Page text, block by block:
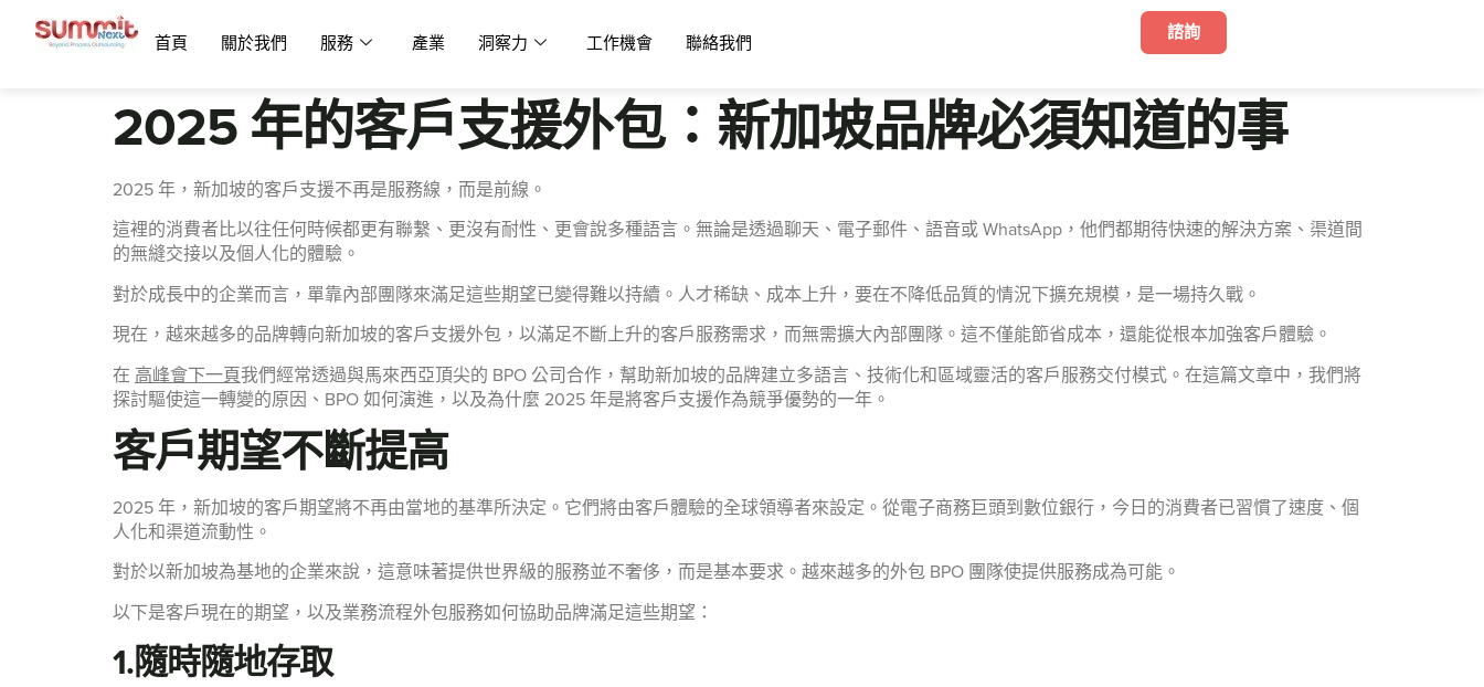
首頁 關於我們 服務 產業 洞察力 工作機會 聯絡我們
諮詢
2025 年的客戶支援外包：新加坡品牌必須知道的事
2025 年，新加坡的客戶支援不再是服務線，而是前線。
這裡的消費者比以往任何時候都更有聯繫、更沒有耐性、更會說多種語言。無論是透過聊天、電子郵件、語音或 WhatsApp，他們都期待快速的解決方案、渠道間
的無縫交接以及個人化的體驗。
對於成長中的企業而言，單靠內部團隊來滿足這些期望已變得難以持續。人才稀缺、成本上升，要在不降低品質的情況下擴充規模，是一場持久戰。
現在，越來越多的品牌轉向新加坡的客戶支援外包，以滿足不斷上升的客戶服務需求，而無需擴大內部團隊。這不僅能節省成本，還能從根本加強客戶體驗。
在 高峰會下一頁我們經常透過與馬來西亞頂尖的 BPO 公司合作，幫助新加坡的品牌建立多語言、技術化和區域靈活的客戶服務交付模式。在這篇文章中，我們將
探討驅使這一轉變的原因、BPO 如何演進，以及為什麼 2025 年是將客戶支援作為競爭優勢的一年。
客戶期望不斷提高
2025 年，新加坡的客戶期望將不再由當地的基準所決定。它們將由客戶體驗的全球領導者來設定。從電子商務巨頭到數位銀行，今日的消費者已習慣了速度、個
人化和渠道流動性。
對於以新加坡為基地的企業來說，這意味著提供世界級的服務並不奢侈，而是基本要求。越來越多的外包 BPO 團隊使提供服務成為可能。
以下是客戶現在的期望，以及業務流程外包服務如何協助品牌滿足這些期望：
1.隨時隨地存取